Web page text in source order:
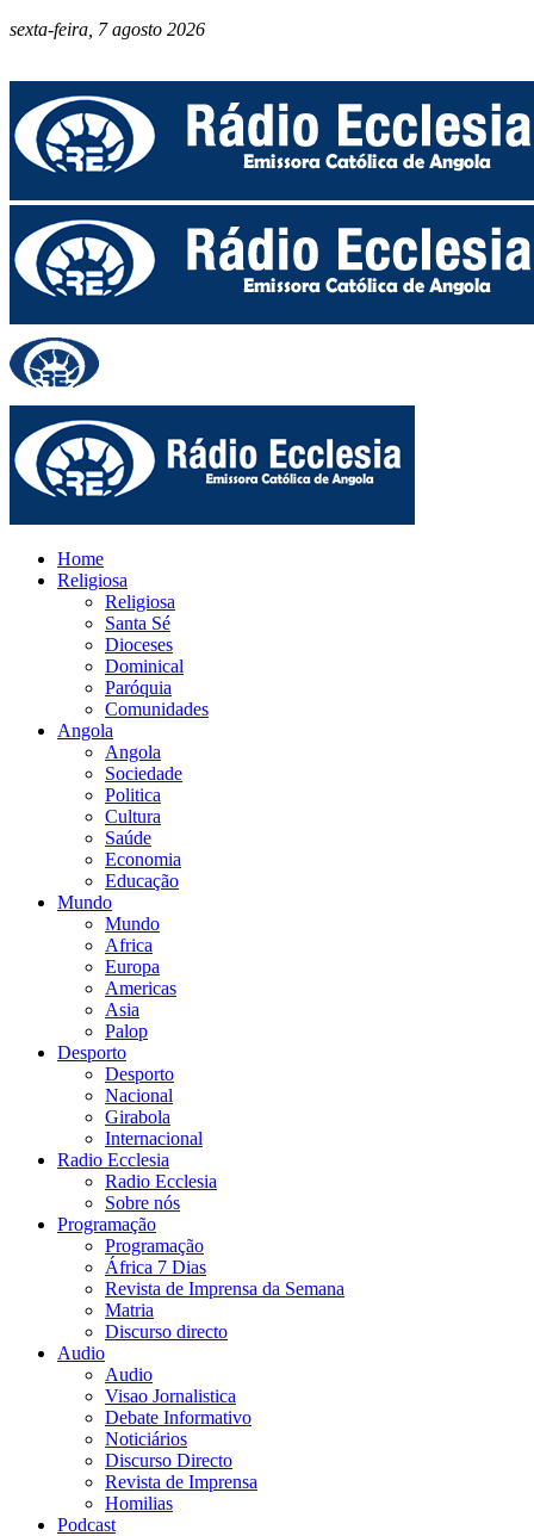
sexta-feira, 7 agosto 2026
Home
Religiosa
Religiosa
Santa Sé
Dioceses
Dominical
Paróquia
Comunidades
Angola
Angola
Sociedade
Politica
Cultura
Saúde
Economia
Educação
Mundo
Mundo
Africa
Europa
Americas
Asia
Palop
Desporto
Desporto
Nacional
Girabola
Internacional
Radio Ecclesia
Radio Ecclesia
Sobre nós
Programação
Programação
África 7 Dias
Revista de Imprensa da Semana
Matria
Discurso directo
Audio
Audio
Visao Jornalistica
Debate Informativo
Noticiários
Discurso Directo
Revista de Imprensa
Homilias
Podcast